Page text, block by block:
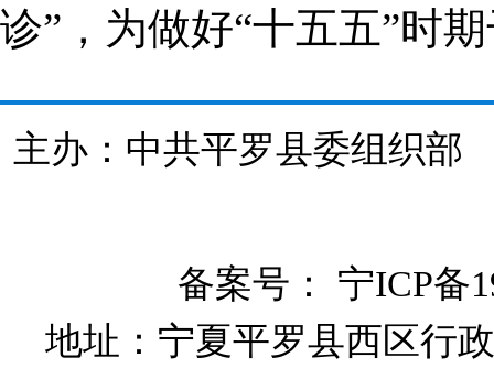
诊”，为做好“十五五”时
主办：中共平罗县委组织
备案号： 宁ICP备
地址：宁夏平罗县西区